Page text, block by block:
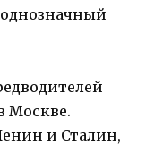
Москве.
и Сталин,